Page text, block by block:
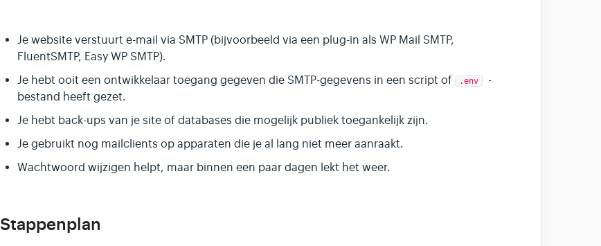
Je website verstuurt e-mail via SMTP (bijvoorbeeld via een plug-in als WP Mail SMTP,
FluentSMTP, Easy WP SMTP).
Je hebt ooit een ontwikkelaar toegang gegeven die SMTP-gegevens in een script of
.env
-
bestand heeft gezet.
Je hebt back-ups van je site of databases die mogelijk publiek toegankelijk zijn.
Je gebruikt nog mailclients op apparaten die je al lang niet meer aanraakt.
Wachtwoord wijzigen helpt, maar binnen een paar dagen lekt het weer.
Stappenplan